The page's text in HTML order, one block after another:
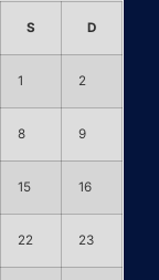
S D
1 2
8 9
15 16
22 23